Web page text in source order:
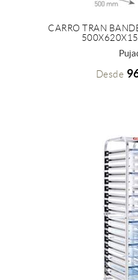
+
CARRO TRAN
Desde